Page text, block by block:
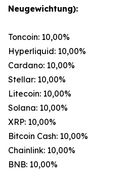
Neugewichtung):
Toncoin: 10,00%
Hyperliquid: 10,00%
Cardano: 10,00%
Stellar: 10,00%
Litecoin: 10,00%
Solana: 10,00%
XRP: 10,00%
Bitcoin Cash: 10,00%
Chainlink: 10,00%
BNB: 10,00%